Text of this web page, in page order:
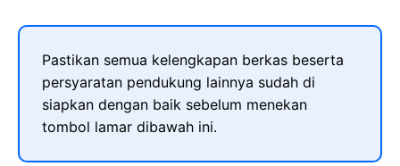
Pastikan semua kelengkapan berkas beserta
persyaratan pendukung lainnya sudah di
siapkan dengan baik sebelum menekan
tombol lamar dibawah ini.